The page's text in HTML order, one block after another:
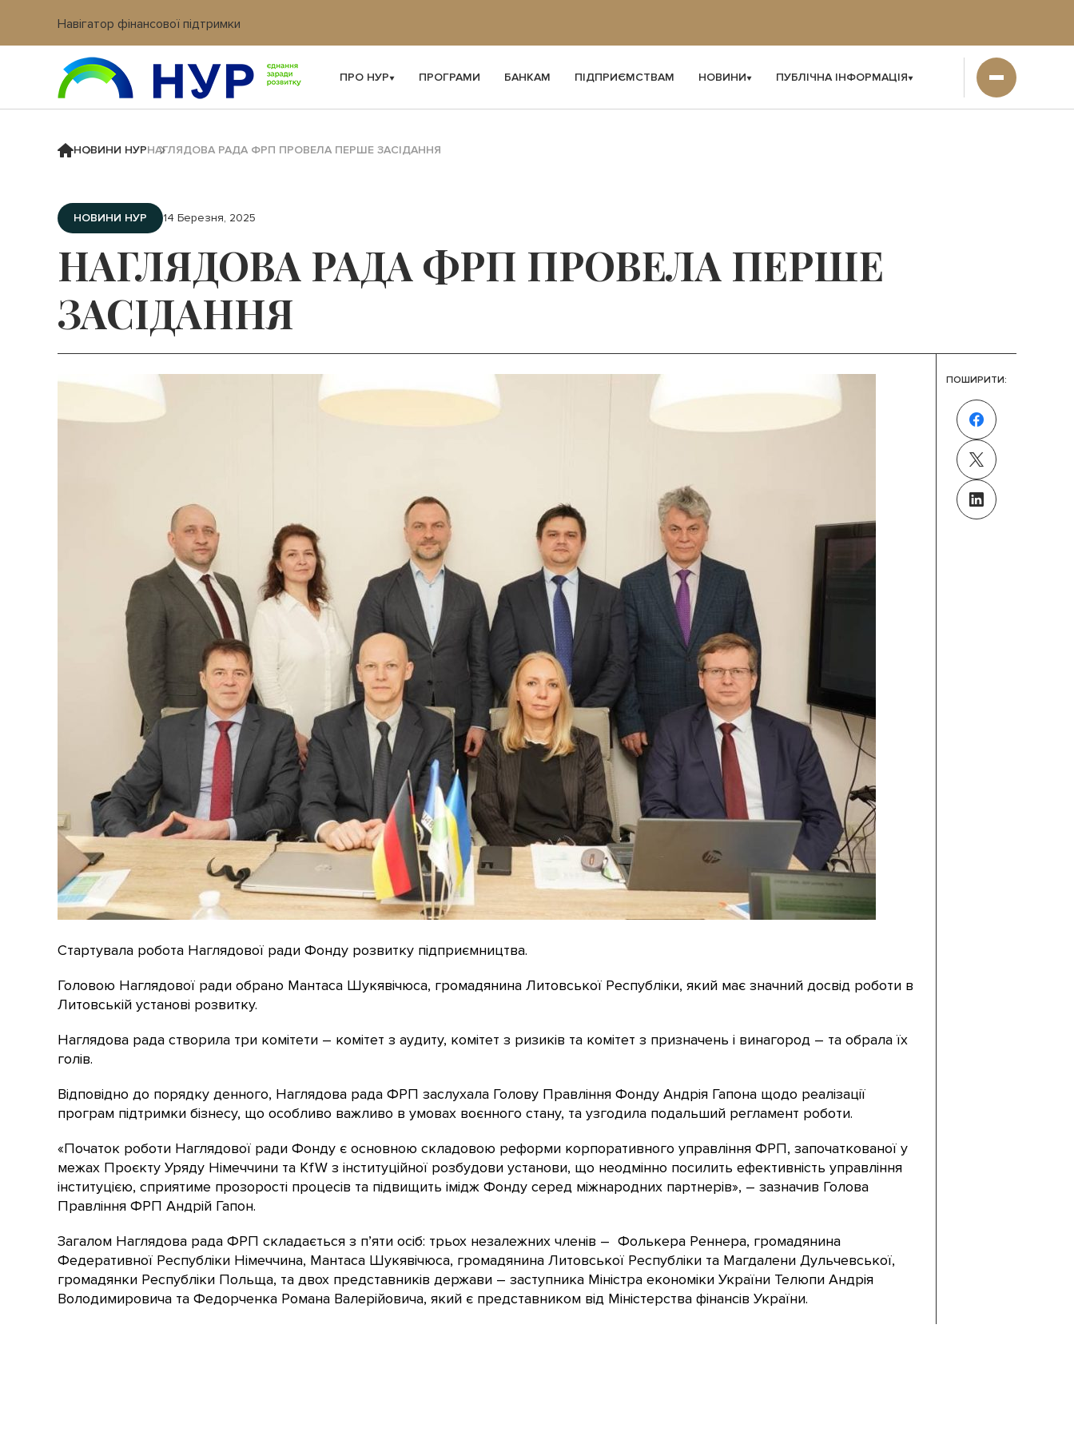
Навігатор фінансової підтримки
Вхід в кабінет IT платформи
ПРО НУР ПРОГРАМИ БАНКАМ ПІДПРИЄМСТВАМ НОВИНИ ПУБЛІЧНА ІНФОРМАЦІЯ
НОВИНИ НУРНАГЛЯДОВА РАДА ФРП ПРОВЕЛА ПЕРШЕ ЗАСІДАННЯ
НОВИНИ НУР 14 Березня, 2025
НАГЛЯДОВА РАДА ФРП ПРОВЕЛА ПЕРШЕ
ЗАСІДАННЯ
Стартувала робота Наглядової ради Фонду розвитку підприємництва.
Головою Наглядової ради обрано Мантаса Шукявічюса, громадянина Литовської Республіки, який має значний досвід роботи в
Литовській установі розвитку.
Наглядова рада створила три комітети – комітет з аудиту, комітет з ризиків та комітет з призначень і винагород – та обрала їх
голів.
Відповідно до порядку денного, Наглядова рада ФРП заслухала Голову Правління Фонду Андрія Гапона щодо реалізації
програм підтримки бізнесу, що особливо важливо в умовах воєнного стану, та узгодила подальший регламент роботи.
«Початок роботи Наглядової ради Фонду є основною складовою реформи корпоративного управління ФРП, започаткованої у
межах Проєкту Уряду Німеччини та KfW з інституційної розбудови установи, що неодмінно посилить ефективність управління
інституцією, сприятиме прозорості процесів та підвищить імідж Фонду серед міжнародних партнерів», – зазначив Голова
Правління ФРП Андрій Гапон.
Загалом Наглядова рада ФРП складається з п’яти осіб: трьох незалежних членів – Фолькера Реннера, громадянина
Федеративної Республіки Німеччина, Мантаса Шукявічюса, громадянина Литовської Республіки та Магдалени Дульчевської,
громадянки Республіки Польща, та двох представників держави – заступника Міністра економіки України Телюпи Андрія
Володимировича та Федорченка Романа Валерійовича, який є представником від Міністерства фінансів України.
ПОШИРИТИ: